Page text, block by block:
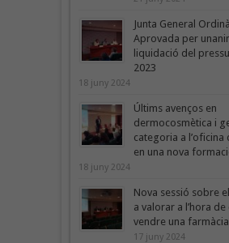
Junta General
Aprovada per
liquidació del
2023
18 juny 2024
Últims avenços en
dermocosmètica i
categoria a l’oficina
en una nova
18 juny 2024
Nova sessió sobre
a valorar a l’hora
vendre una farmàcia
17 juny 2024